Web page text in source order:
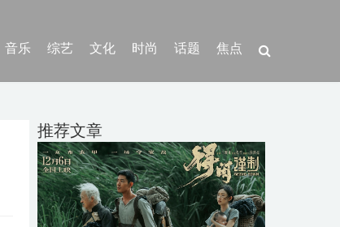
音乐 综艺 文化 时尚 话题 焦点
推荐文章